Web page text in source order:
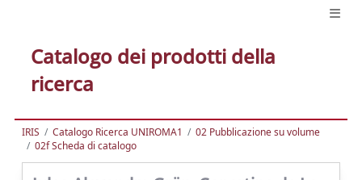
Catalogo dei prodotti della
ricerca
IRIS Catalogo Ricerca UNIROMA1
02 Pubblicazione su volume
02f Scheda di catalogo